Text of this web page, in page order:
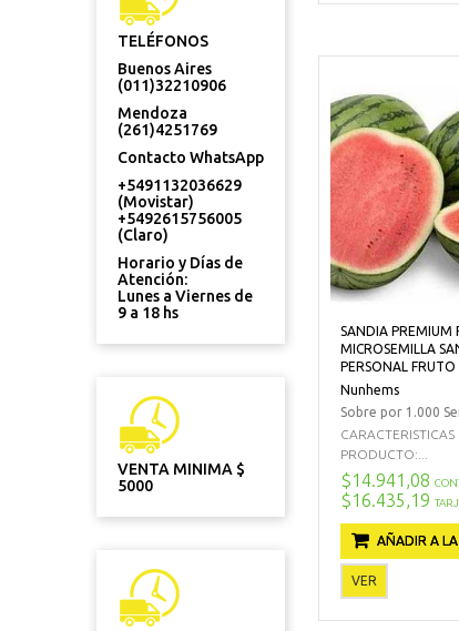
TELÉFONOS
Buenos Aires
(011)32210906
Mendoza
(261)4251769
Contacto WhatsApp
+5491132036629
(Movistar)
+5492615756005
(Claro)
Horario y Días de
Atención:
Lunes a Viernes de
9 a 18 hs
VENTA MINIMA $
5000
SANDIA PREMIUM
MICROSEMILLA
PERSONAL FRUTO
Nunhems
Sobre por 1.000
CARACTERISTICAS
PRODUCTO:...
$14.941,08
$16.435,19 TARJ
AÑADIR A LA
VER